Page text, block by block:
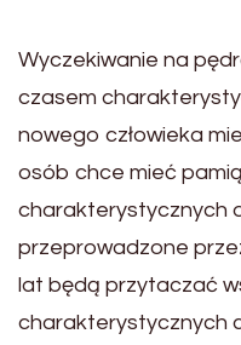
Wyczekiwanie na
czasem
nowego człowieka
osób chce mieć
charakterystycznych
przeprowadzone
lat będą przytaczać
charakterystycznych